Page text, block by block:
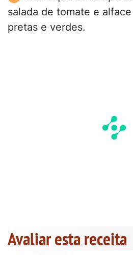
salada de tomate e
pretas e verdes.
Avaliar esta receita